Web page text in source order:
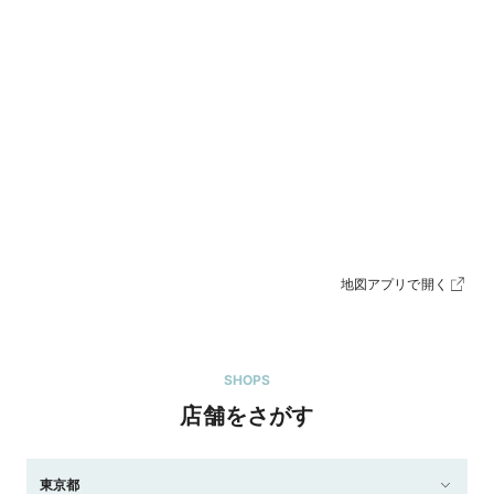
地図アプリで開く
SHOPS
店舗をさがす
東京都